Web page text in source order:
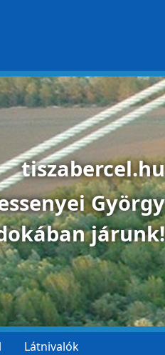
tiszabercel.hu
György
járunk!
Látnivalók